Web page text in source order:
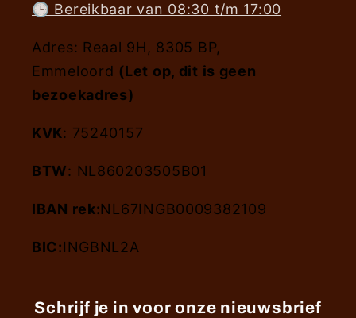
🕒 Bereikbaar van 08:30 t/m 17:00
Adres: Reaal 9H, 8305 BP,
Emmeloord (Let op, dit is geen
bezoekadres)
KVK: 75240157
BTW: NL860203505B01
IBAN rek:NL67INGB0009382109
BIC:INGBNL2A
Schrijf je in voor onze nieuwsbrief